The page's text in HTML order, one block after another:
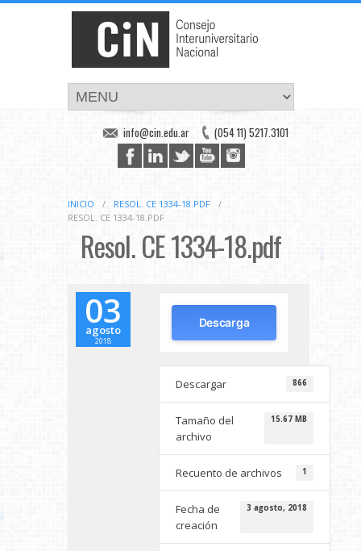
(054 11) 5217.3101
info@cin.edu.ar
INICIO / RESOL. CE 1334-18.PDF
/
RESOL. CE 1334-18.PDF
Resol. CE 1334-18.pdf
03
agosto
2018
Descarga
Descargar 866
Tamaño del
archivo
15.67 MB
Recuento de archivos 1
Fecha de
creación
3 agosto, 2018